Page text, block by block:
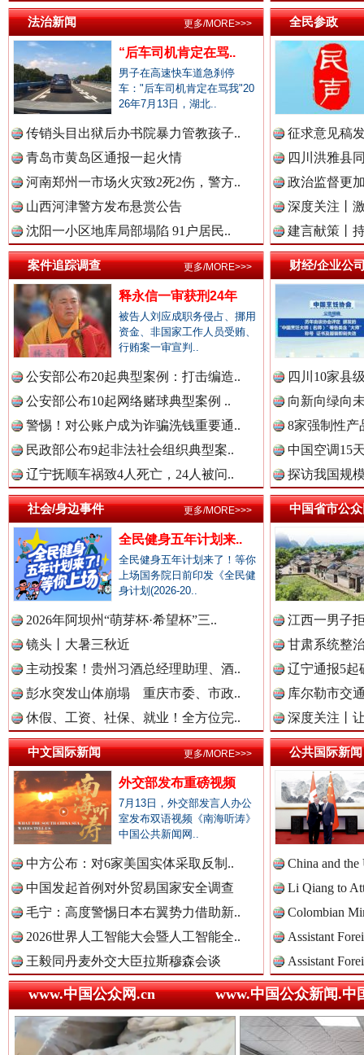
中国廉政法纪网.
中国律师在线.
中国参政网.中
中国全民新闻网.
中国公众新闻网.
中国公民新闻网.
中国公共新闻网.
中国法制新闻网.
中国法治新闻网.
中国法院新闻网.
中国检察新闻网.
中国医药新闻网.
中国企业新闻网.
中国农业新闻网.
衣柜里的秘密 高速路
春天里的科技盛宴
巳巳如意，开工大吉！ 三轮上
“后车司机肯定在骂我” 全民健
世界屋脊 天路回响
法治新闻
“后车司机肯定在骂..
男子在高速快车道急刹停
车："后车司机肯定在骂我"20
26年7月13日，湖北..
传销头目出狱后办书院暴力管教孩子..
青岛市黄岛区通报一起火情
河南郑州一市场火灾致2死2伤，警方..
山西河津警方发布悬赏公告
沈阳一小区地库局部塌陷 91户居民..
更多/MORE>>> 全民参政
征求意见稿
四川洪雅县
政治监督更
深度关注丨
建言献策丨
案件追踪调查
释永信一审获刑24年
被告人刘应成职务侵占、挪用
资金、非国家工作人员受贿、
行贿案一审宣判..
公安部公布20起典型案例：打击编造..
公安部公布10起网络赌球典型案例 ..
警惕！对公账户成为诈骗洗钱重要通..
民政部公布9起非法社会组织典型案..
辽宁抚顺车祸致4人死亡，24人被问..
更多/MORE>>> 财经/企业公
四川10家县
向新向绿向
8家强制性产
中国空调15
探访我国规
社会/身边事件
全民健身五年计划来..
全民健身五年计划来了！等你
上场国务院日前印发《全民健
身计划(2026-20..
2026年阿坝州“萌芽杯·希望杯”三..
镜头丨大暑三秋近
主动投案！贵州习酒总经理助理、酒..
彭水突发山体崩塌 重庆市委、市政..
休假、工资、社保、就业！全方位完..
更多/MORE>>> 中国省市公
江西一男子
甘肃系统整
辽宁通报5起
库尔勒市交
深度关注丨
中文国际新闻
外交部发布重磅视频
7月13日，外交部发言人办公
室发布双语视频《南海听涛》
中国公共新闻网..
中方公布：对6家美国实体采取反制..
中国发起首例对外贸易国家安全调查
毛宁：高度警惕日本右翼势力借助新..
2026世界人工智能大会暨人工智能全..
王毅同丹麦外交大臣拉斯穆森会谈
更多/MORE>>> 公共国际新闻
China and
Li Qiang to
Colombian
Assistant
Assistant
www.中国公众网.cn www.中国公众新闻.中